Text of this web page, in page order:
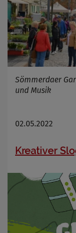
Sömmerdaer
und Musik
02.05.2022
Kreativer